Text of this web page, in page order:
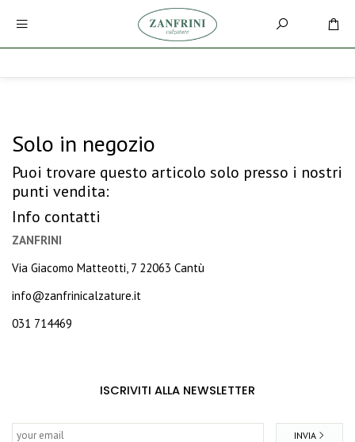
Solo in negozio
Puoi trovare questo articolo solo presso i nostri
punti vendita:
Info contatti
ZANFRINI
Via Giacomo Matteotti, 7 22063 Cantù
info@zanfrinicalzature.it
031 714469
ISCRIVITI ALLA NEWSLETTER
INVIA